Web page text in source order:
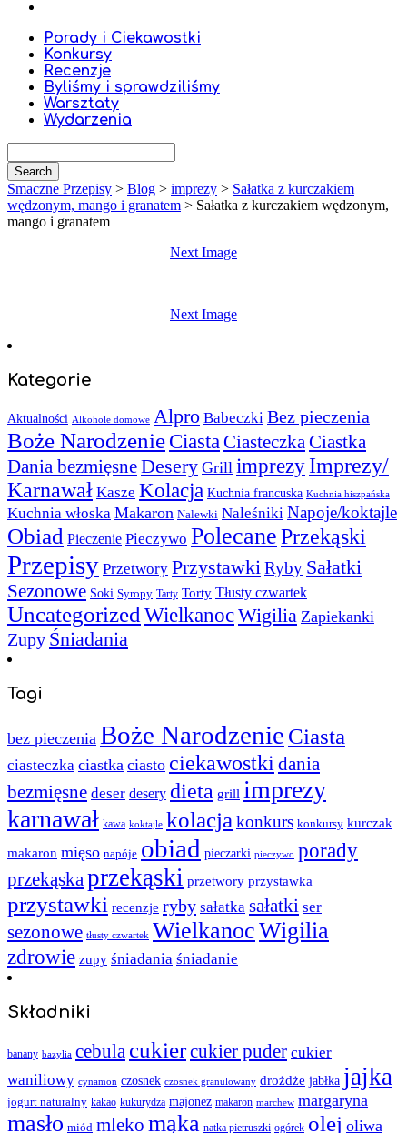
Porady i Ciekawostki
Konkursy
Recenzje
Byliśmy i sprawdziliśmy
Warsztaty
Wydarzenia
Smaczne Przepisy > Blog > imprezy > Sałatka z kurczakiem
wędzonym, mango i granatem > Sałatka z kurczakiem wędzonym,
mango i granatem
Next Image
Next Image
Kategorie
Aktualności Alkohole domowe Alpro Babeczki Bez pieczenia
Boże NarodzenieCiastaCiasteczkaCiastka
Dania bezmięsneDesery Grill imprezy Imprezy/
Karnawał Kasze Kolacja Kuchnia francuska Kuchnia hiszpańska
Kuchnia włoska Makaron Nalewki Naleśniki Napoje/koktajle
Obiad Pieczenie Pieczywo PolecanePrzekąski
Przepisy Przetwory PrzystawkiRyby Sałatki
Sezonowe Soki Syropy Tarty Torty Tłusty czwartek
UncategorizedWielkanocWigilia Zapiekanki
Zupy Śniadania
Tagi
bez pieczenia Boże Narodzenie Ciasta
ciasteczka ciastka ciasto ciekawostki dania
bezmięsne deser desery dieta grill imprezy
karnawał kawa koktajle kolacja konkurs konkursy kurczak
makaron mięso napóje obiad pieczarki pieczywo porady
przekąskaprzekąski przetwory przystawka
przystawki recenzje ryby sałatka sałatki ser
sezonowe tłusty czwartek WielkanocWigilia
zdrowie zupy śniadania śniadanie
Składniki
banany bazylia cebula cukiercukier puder cukier
waniliowy cynamon czosnek czosnek granulowany drożdże jabłka jajka
jogurt naturalny kakao kukurydza majonez makaron marchew margaryna
masło miód mleko mąka natka pietruszki ogórek olej oliwa